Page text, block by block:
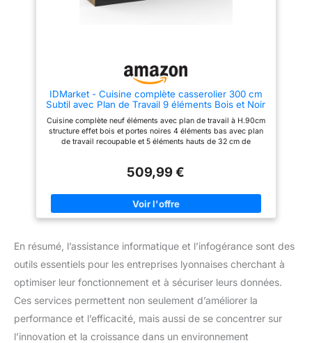
dans le temps. FACILITÉ
éléments sont pré-percés et
vous recevez un colis unique
inclus. L'installation des
meubles est facile et rapide
grâce à notre notice simple et
IDMarket - Cuisine complète casserolier 300 cm
Subtil avec Plan de Travail 9 éléments Bois et Noir
Cuisine complète neuf éléments avec plan de travail à H.90cm
structure effet bois et portes noires 4 éléments bas avec plan
de travail recoupable et 5 éléments hauts de 32 cm de
façades en PB - Plan de travail de 2,5 cm d'épaisseur 4
32 cm de profondeur + plan de travail
509,99 €
En résumé, l’assistance informatique et l’infogérance sont des
outils essentiels pour les entreprises lyonnaises cherchant à
optimiser leur fonctionnement et à sécuriser leurs données.
Ces services permettent non seulement d’améliorer la
performance et l’efficacité, mais aussi de se concentrer sur
l’innovation et la croissance dans un environnement